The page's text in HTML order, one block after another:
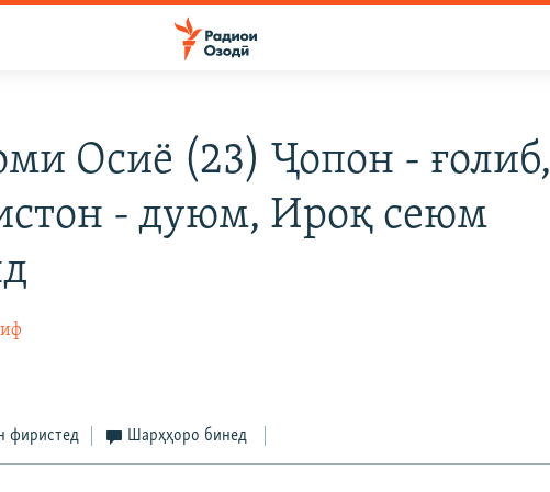
Осиё (23) Ҷопон - ғолиб,
- дуюм, Ироқ сеюм
фиристед Шарҳҳоро бинед